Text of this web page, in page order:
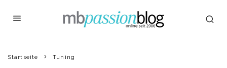
Startseite Tuning